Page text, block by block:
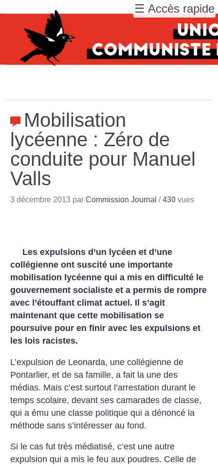
Mobilisation
lycéenne : Zéro de
conduite pour Manuel
Valls
3 décembre 2013 parCommission Journal /430 vues
Les expulsions d’un lycéen et d’une
collégienne ont suscité une importante
mobilisation lycéenne qui a mis en difficulté le
gouvernement socialiste et a permis de rompre
avec l’étouffant climat actuel. Il s’agit
maintenant que cette mobilisation se
poursuive pour en finir avec les expulsions et
les lois racistes.
L’expulsion de Leonarda, une collégienne de
Pontarlier, et de sa famille, a fait la une des
médias. Mais c’est surtout l’arrestation durant le
temps scolaire, devant ses camarades de classe,
qui a ému une classe politique qui a dénoncé la
méthode sans s’intéresser au fond.
Si le cas fut très médiatisé, c’est une autre
expulsion qui a mis le feu aux poudres. Celle de
☰ Accès rapide